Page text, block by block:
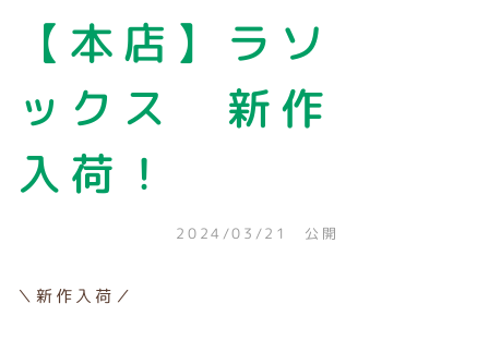
【本店】ラソ
ックス 新作
入荷！
2024/03/21 公開
＼新作入荷／